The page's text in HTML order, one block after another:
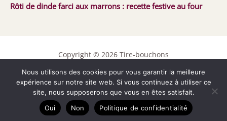
Rôti de dinde farci aux marrons : recette festive au four
Copyright © 2026 Tire-bouchons
Contact
Mentions légales
Politique de confidentialité
Nous utilisons des cookies pour vous garantir la meilleure
expérience sur notre site web. Si vous continuez à utiliser ce
site, nous supposerons que vous en êtes satisfait.
Oui
Non Politique de confidentialité